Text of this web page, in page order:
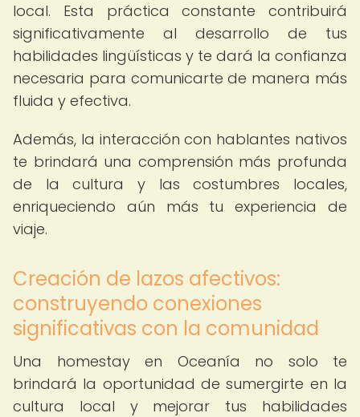
local. Esta práctica constante contribuirá
significativamente al desarrollo de tus
habilidades lingüísticas y te dará la confianza
necesaria para comunicarte de manera más
fluida y efectiva.
Además, la interacción con hablantes nativos
te brindará una comprensión más profunda
de la cultura y las costumbres locales,
enriqueciendo aún más tu experiencia de
viaje.
Creación de lazos afectivos:
construyendo conexiones
significativas con la comunidad
Una homestay en Oceanía no solo te
brindará la oportunidad de sumergirte en la
cultura local y mejorar tus habilidades